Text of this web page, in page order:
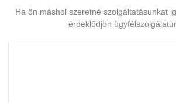
Ha ön máshol szeretné szolgáltatásunkat
érdeklődjön